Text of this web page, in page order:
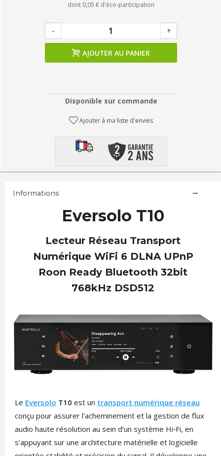
dont 0,05 € d'éco-participation
- +
AJOUTER AU PANIER
Disponible sur commande
Ajouter à ma liste d'envies
Informations
Eversolo T10
Lecteur Réseau Transport
Numérique WiFi 6 DLNA UPnP
Roon Ready Bluetooth 32bit
768kHz DSD512
Le Eversolo T10 est un transport numérique réseau
conçu pour assurer l’acheminement et la gestion de flux
audio haute résolution au sein d’un système Hi‑Fi, en
s’appuyant sur une architecture matérielle et logicielle